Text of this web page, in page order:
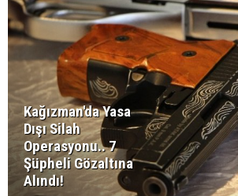
Kağızman'da Yasa
Dışı Silah
Operasyonu.. 7
Şüpheli Gözaltına
Alındı!